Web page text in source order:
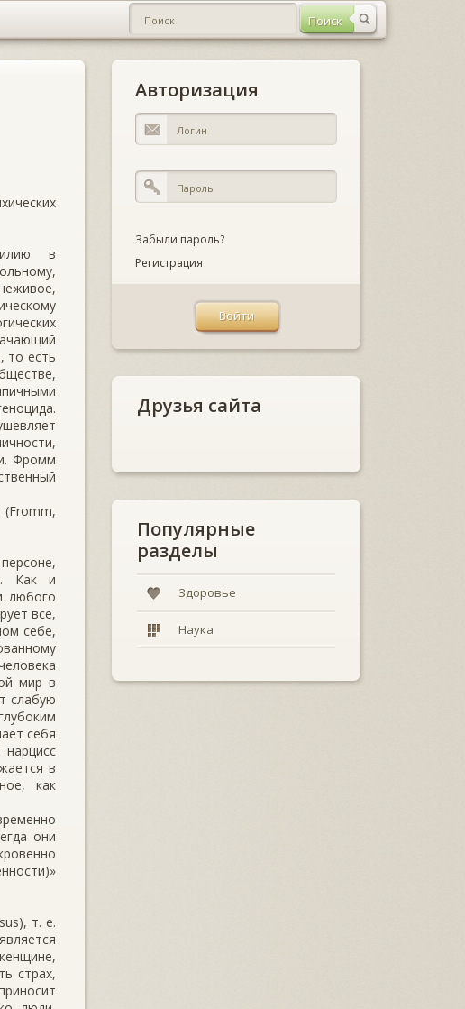
в
то есть
Фромм
Как и
любого
все,
себе,
мир в
слабую
себя
в
как
они
т. е.
страх,
Авторизация
Забыли пароль?
Регистрация
Друзья сайта
Популярные
разделы
Здоровье
Наука